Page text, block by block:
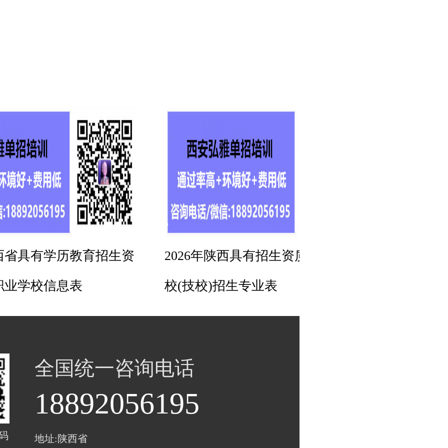
省具有学历教育招生资
业学校信息表
2026年陕西具有招生资质的技工院
校(技校)招生专业表
全国统一咨询电话
18892056195
地址:陕西省